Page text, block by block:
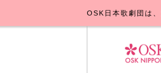
OSK日本歌劇団は